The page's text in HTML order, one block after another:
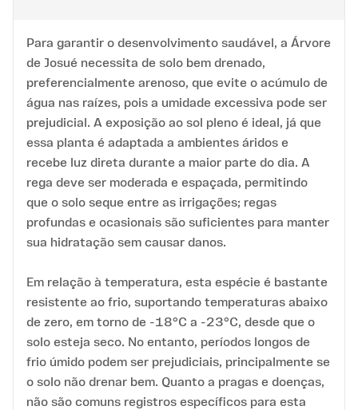
Para garantir o desenvolvimento saudável, a Árvore
de Josué necessita de solo bem drenado,
preferencialmente arenoso, que evite o acúmulo de
água nas raízes, pois a umidade excessiva pode ser
prejudicial. A exposição ao sol pleno é ideal, já que
essa planta é adaptada a ambientes áridos e
recebe luz direta durante a maior parte do dia. A
rega deve ser moderada e espaçada, permitindo
que o solo seque entre as irrigações; regas
profundas e ocasionais são suficientes para manter
sua hidratação sem causar danos.
Em relação à temperatura, esta espécie é bastante
resistente ao frio, suportando temperaturas abaixo
de zero, em torno de -18°C a -23°C, desde que o
solo esteja seco. No entanto, períodos longos de
frio úmido podem ser prejudiciais, principalmente se
o solo não drenar bem. Quanto a pragas e doenças,
não são comuns registros específicos para esta